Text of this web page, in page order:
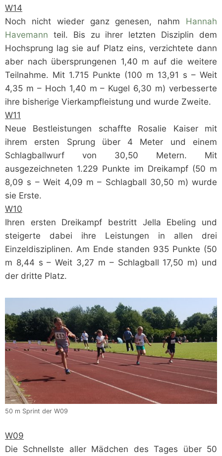
W14
Noch nicht wieder ganz genesen, nahm Hannah
Havemann teil. Bis zu ihrer letzten Disziplin dem
Hochsprung lag sie auf Platz eins, verzichtete dann
aber nach übersprungenen 1,40 m auf die weitere
Teilnahme. Mit 1.715 Punkte (100 m 13,91 s – Weit
4,35 m – Hoch 1,40 m – Kugel 6,30 m) verbesserte
ihre bisherige Vierkampfleistung und wurde Zweite.
W11
Neue Bestleistungen schaffte Rosalie Kaiser mit
ihrem ersten Sprung über 4 Meter und einem
Schlagballwurf von 30,50 Metern. Mit
ausgezeichneten 1.229 Punkte im Dreikampf (50 m
8,09 s – Weit 4,09 m – Schlagball 30,50 m) wurde
sie Erste.
W10
Ihren ersten Dreikampf bestritt Jella Ebeling und
steigerte dabei ihre Leistungen in allen drei
Einzeldisziplinen. Am Ende standen 935 Punkte (50
m 8,44 s – Weit 3,27 m – Schlagball 17,50 m) und
der dritte Platz.
50 m Sprint der W09
W09
Die Schnellste aller Mädchen des Tages über 50